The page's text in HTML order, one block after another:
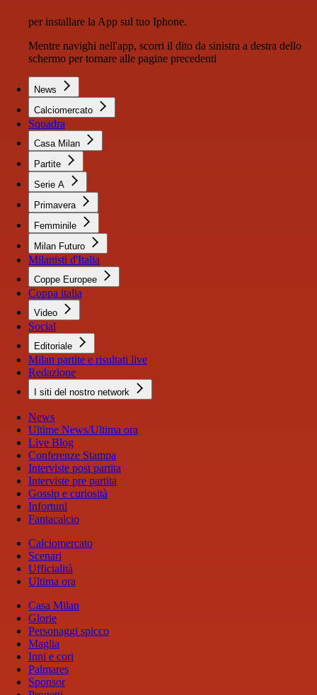
per installare la App sul tuo Iphone.
Mentre navighi nell'app, scorri il dito da sinistra a destra dello
schermo per tornare alle pagine precedenti
News
Calciomercato
Squadra
Casa Milan
Partite
Serie A
Primavera
Femminile
Milan Futuro
Milanisti d'Italia
Coppe Europee
Coppa italia
Video
Social
Editoriale
Milan partite e risultati live
Redazione
I siti del nostro network
News
Ultime News/Ultima ora
Live Blog
Conferenze Stampa
Interviste post partita
Interviste pre partita
Gossip e curiosità
Infortuni
Fantacalcio
Calciomercato
Scenari
Ufficialità
Ultima ora
Casa Milan
Glorie
Personaggi spicco
Maglia
Inni e cori
Palmares
Sponsor